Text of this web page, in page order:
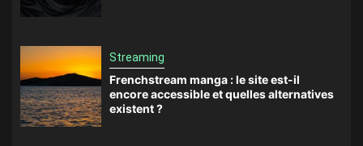
Streaming
Frenchstream manga : le site est-il
encore accessible et quelles alternatives
existent ?